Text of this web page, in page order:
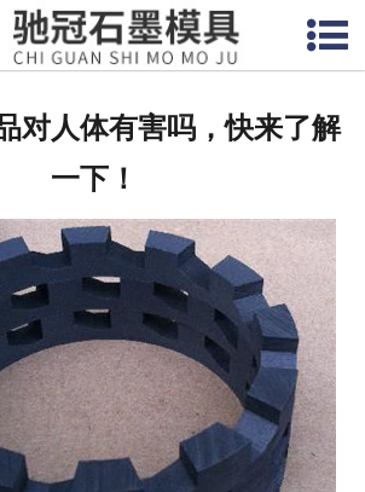
网站首页
新闻中心
视频中心
联系我们
对人体有害吗，快来了解
一下！